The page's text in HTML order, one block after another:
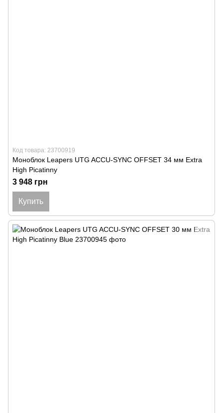
Код товара: 23700919
Моноблок Leapers UTG ACCU-SYNC OFFSET 34 мм Extra
High Picatinny
3 948 грн
Купить